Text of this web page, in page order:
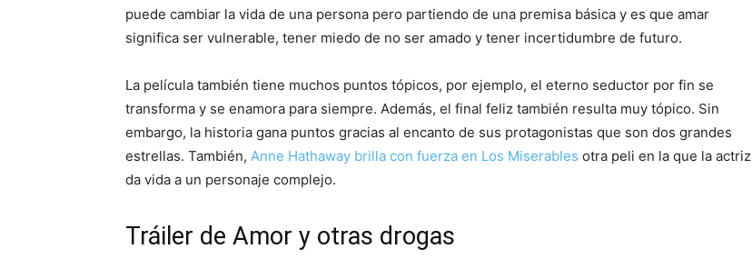
puede cambiar la vida de una persona pero partiendo de una premisa básica y es que amar
significa ser vulnerable, tener miedo de no ser amado y tener incertidumbre de futuro.
La película también tiene muchos puntos tópicos, por ejemplo, el eterno seductor por fin se
transforma y se enamora para siempre. Además, el final feliz también resulta muy tópico. Sin
embargo, la historia gana puntos gracias al encanto de sus protagonistas que son dos grandes
estrellas. También, Anne Hathaway brilla con fuerza en Los Miserables otra peli en la que la actriz
da vida a un personaje complejo.
Tráiler de Amor y otras drogas